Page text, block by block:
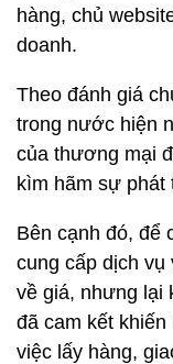
hàng, chủ
doanh.
Theo đánh giá
trong nước hiện
của thương mại
kìm hãm sự phát
Bên cạnh đó, để
cung cấp dịch vụ
về giá, nhưng lại
đã cam kết
việc lấy hàng,